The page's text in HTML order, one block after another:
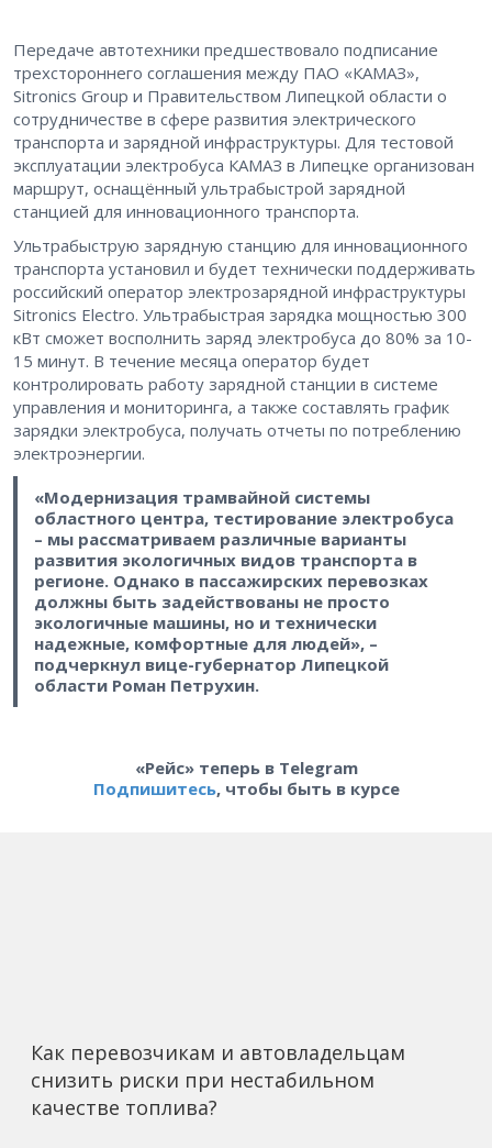
Передаче автотехники предшествовало подписание
трехстороннего соглашения между ПАО «КАМАЗ»,
Sitronics Group и Правительством Липецкой области о
сотрудничестве в сфере развития электрического
транспорта и зарядной инфраструктуры. Для тестовой
эксплуатации электробуса КАМАЗ в Липецке организован
маршрут, оснащённый ультрабыстрой зарядной
станцией для инновационного транспорта.
Ультрабыструю зарядную станцию для инновационного
транспорта установил и будет технически поддерживать
российский оператор электрозарядной инфраструктуры
Sitronics Electro. Ультрабыстрая зарядка мощностью 300
кВт сможет восполнить заряд электробуса до 80% за 10-
15 минут. В течение месяца оператор будет
контролировать работу зарядной станции в системе
управления и мониторинга, а также составлять график
зарядки электробуса, получать отчеты по потреблению
электроэнергии.
«Модернизация трамвайной системы
областного центра, тестирование электробуса
– мы рассматриваем различные варианты
развития экологичных видов транспорта в
регионе. Однако в пассажирских перевозках
должны быть задействованы не просто
экологичные машины, но и технически
надежные, комфортные для людей», –
подчеркнул вице-губернатор Липецкой
области Роман Петрухин.
«Рейс» теперь в Telegram
Подпишитесь, чтобы быть в курсе
Как перевозчикам и автовладельцам
снизить риски при нестабильном
качестве топлива?